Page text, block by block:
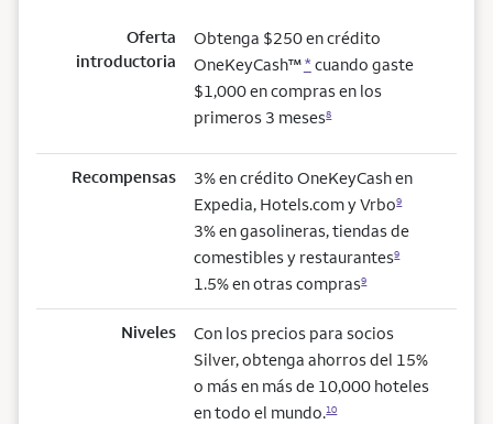
Oferta
introductoria
Obtenga $250 en crédito
OneKeyCash™* cuando gaste
$1,000 en compras en los
primeros 3 meses8
Recompensas
3% en crédito OneKeyCash en
Expedia, Hotels.com y Vrbo9
3% en gasolineras, tiendas de
comestibles y restaurantes9
1.5% en otras compras9
Niveles
Con los precios para socios
Silver, obtenga ahorros del 15%
o más en más de 10,000 hoteles
en todo el mundo.10